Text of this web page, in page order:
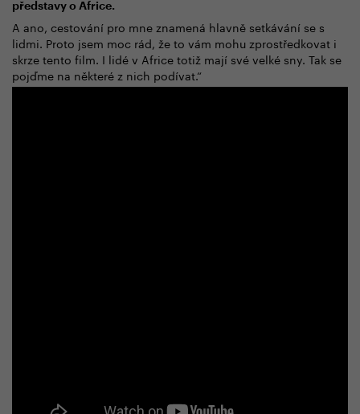
představy o Africe.
A ano, cestování pro mne znamená hlavně setkávání se s
lidmi. Proto jsem moc rád, že to vám mohu zprostředkovat i
skrze tento film. I lidé v Africe totiž mají své velké sny. Tak se
pojďme na některé z nich podívat.“